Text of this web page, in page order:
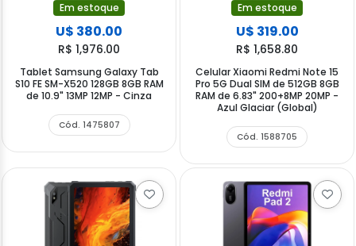
Em estoque
U$ 380.00
R$ 1,976.00
Tablet Samsung Galaxy Tab
S10 FE SM-X520 128GB 8GB RAM
de 10.9" 13MP 12MP - Cinza
Cód. 1475807
Em estoque
U$ 319.00
R$ 1,658.80
Celular Xiaomi Redmi Note 15
Pro 5G Dual SIM de 512GB 8GB
RAM de 6.83" 200+8MP 20MP -
Azul Glaciar (Global)
Cód. 1588705